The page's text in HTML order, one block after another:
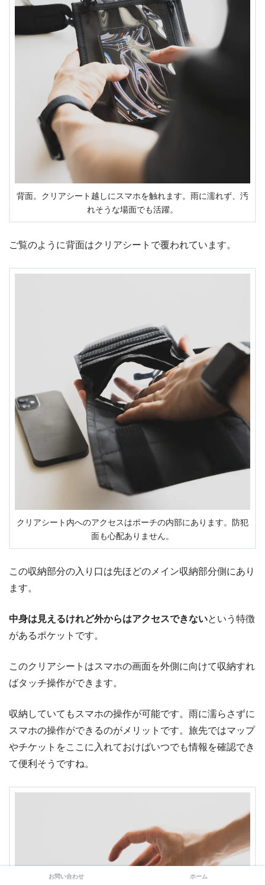
背面。クリアシート越しにスマホを触れます。雨に濡れず、汚
れそうな場面でも活躍。
ご覧のように背面はクリアシートで覆われています。
クリアシート内へのアクセスはポーチの内部にあります。防犯
面も心配ありません。
この収納部分の入り口は先ほどのメイン収納部分側にあり
ます。
中身は見えるけれど外からはアクセスできないという特徴
があるポケットです。
このクリアシートはスマホの画面を外側に向けて収納すれ
ばタッチ操作ができます。
収納していてもスマホの操作が可能です。雨に濡らさずに
スマホの操作ができるのがメリットです。旅先ではマップ
やチケットをここに入れておけばいつでも情報を確認でき
て便利そうですね。
お問い合わせ ホーム